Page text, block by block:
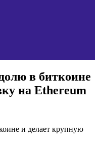
в биткоине
на Ethereum